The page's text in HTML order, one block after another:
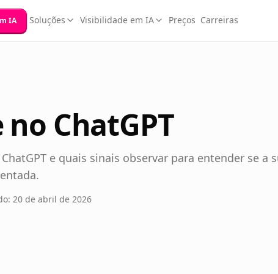
IA Soluções Visibilidade em IA Preços Carreiras
ChatGPT
e quais sinais observar para entender se a
20 de abril de 2026